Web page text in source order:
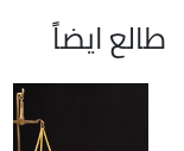
طالع ايضاً